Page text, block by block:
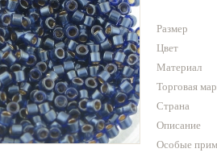
Размер
Цвет
Материал
Торговая
Страна
Описание
Особые